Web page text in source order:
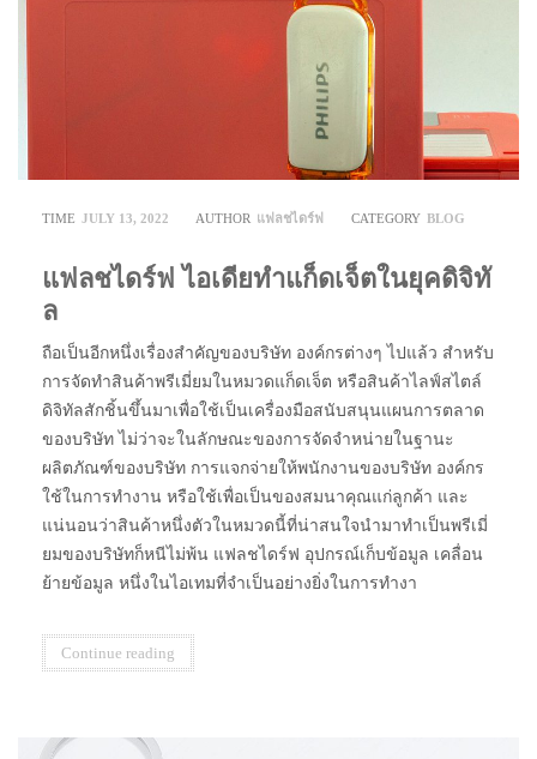
TIME JULY 13, 2022 AUTHOR แฟลชไดร์ฟ CATEGORY BLOG
แฟลชไดร์ฟ ไอเดียทำแก็ดเจ็ตในยุคดิจิทั
ล
ถือเป็นอีกหนึ่งเรื่องสำคัญของบริษัท องค์กรต่างๆ ไปแล้ว สำหรับ
การจัดทำสินค้าพรีเมี่ยมในหมวดแก็ดเจ็ต หรือสินค้าไลฟ์สไตล์
ดิจิทัลสักชิ้นขึ้นมาเพื่อใช้เป็นเครื่องมือสนับสนุนแผนการตลาด
ของบริษัท ไม่ว่าจะในลักษณะของการจัดจำหน่ายในฐานะ
ผลิตภัณฑ์ของบริษัท การแจกจ่ายให้พนักงานของบริษัท องค์กร
ใช้ในการทำงาน หรือใช้เพื่อเป็นของสมนาคุณแก่ลูกค้า และ
แน่นอนว่าสินค้าหนึ่งตัวในหมวดนี้ที่น่าสนใจนำมาทำเป็นพรีเมี่
ยมของบริษัทก็หนีไม่พ้น แฟลชไดร์ฟ อุปกรณ์เก็บข้อมูล เคลื่อน
ย้ายข้อมูล หนึ่งในไอเทมที่จำเป็นอย่างยิ่งในการทำงา
Continue reading